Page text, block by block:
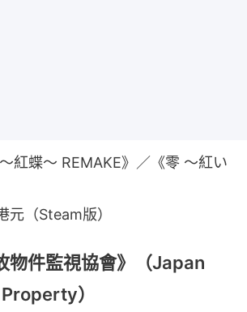
紅蝶～ REMAKE》／《零 ～紅い
元（Steam版）
物件監視協會》（Japan
）